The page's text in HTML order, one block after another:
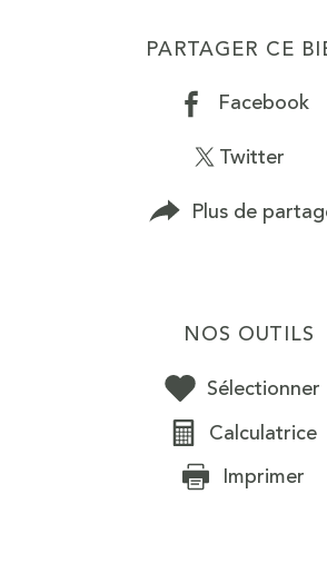
PARTAGER CE
Facebook
Twitter
Plus de
NOS OUTILS
Sélectionner
Calculatrice
Imprimer